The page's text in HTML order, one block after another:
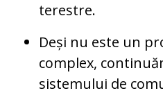
terestre.
Deși nu este un
complex,
sistemului de